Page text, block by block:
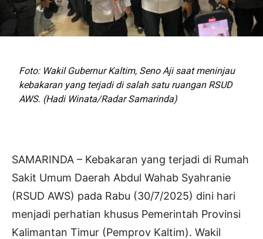
Foto: Wakil Gubernur Kaltim, Seno Aji saat meninjau
kebakaran yang terjadi di salah satu ruangan RSUD
AWS. (Hadi Winata/Radar Samarinda)
SAMARINDA – Kebakaran yang terjadi di Rumah
Sakit Umum Daerah Abdul Wahab Syahranie
(RSUD AWS) pada Rabu (30/7/2025) dini hari
menjadi perhatian khusus Pemerintah Provinsi
Kalimantan Timur (Pemprov Kaltim). Wakil